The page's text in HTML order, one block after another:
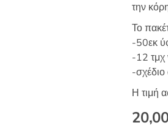
την
Το
-50εκ
-12 τμχ
-σχέδιο
Η τιμή